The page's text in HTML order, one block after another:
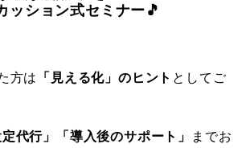
ッション式セミナー🎵
方は 「見える化」のヒント としてご
代行」「導入後のサポート」 までお